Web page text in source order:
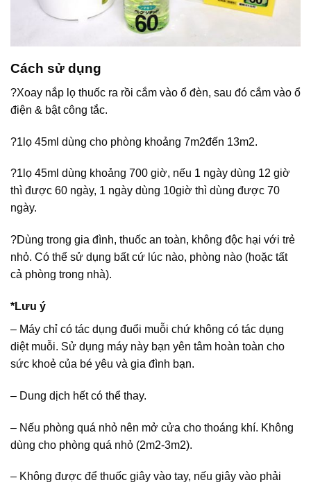
Cách sử dụng
?Xoay nắp lọ thuốc ra rồi cắm vào ổ đèn, sau đó cắm vào ổ
điện & bật công tắc.
?1lọ 45ml dùng cho phòng khoảng 7m2đến 13m2.
?1lọ 45ml dùng khoảng 700 giờ, nếu 1 ngày dùng 12 giờ
thì được 60 ngày, 1 ngày dùng 10giờ thì dùng được 70
ngày.
?Dùng trong gia đình, thuốc an toàn, không độc hại với trẻ
nhỏ. Có thể sử dụng bất cứ lúc nào, phòng nào (hoặc tất
cả phòng trong nhà).
*Lưu ý
– Máy chỉ có tác dụng đuổi muỗi chứ không có tác dụng
diệt muỗi. Sử dụng máy này bạn yên tâm hoàn toàn cho
sức khoẻ của bé yêu và gia đình bạn.
– Dung dịch hết có thể thay.
– Nếu phòng quá nhỏ nên mở cửa cho thoáng khí. Không
dùng cho phòng quá nhỏ (2m2-3m2).
– Không được để thuốc giây vào tay, nếu giây vào phải